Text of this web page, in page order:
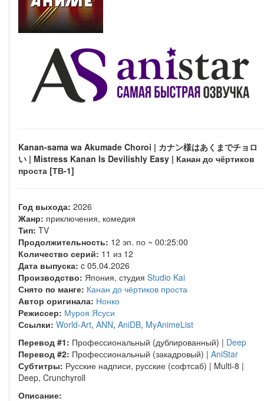
Kanan-sama wa Akumade Choroi | カナン様はあくまでチョロ
い | Mistress Kanan Is Devilishly Easy | Канан до чёртиков
проста [ТВ-1]
Год выхода: 2026
Жанр: приключения, комедия
Тип: TV
Продолжительность: 12 эп. по ~ 00:25:00
Количество серий: 11 из 12
Дата выпуска: c 05.04.2026
Производство: Япония, студия Studio Kai
Снято по манге: Канан до чёртиков проста
Автор оригинала: Нонко
Режиссер: Муроя Ясуси
Ссылки: World-Art, ANN, AniDB, MyAnimeList
Перевод #1: Профессиональный (дублированный) | Deep
Перевод #2: Профессиональный (закадровый) | AniStar
Субтитры: Русские надписи, русские (софтсаб) | Multi-8 |
Deep, Crunchyroll
Описание: